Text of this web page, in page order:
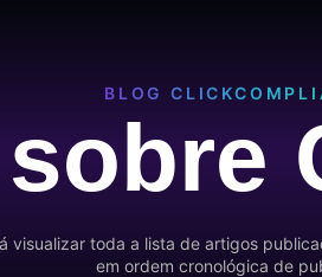
BLOG
visualizar toda a lista de artigos
em ordem cronológica de